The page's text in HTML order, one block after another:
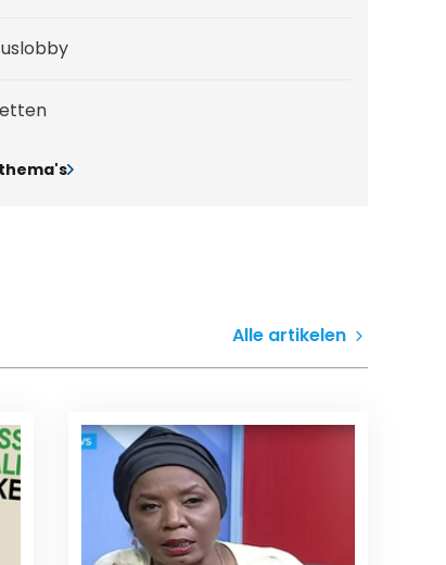
Alle artikelen